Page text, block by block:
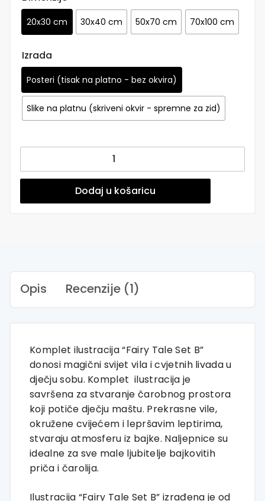
20x30 cm 30x40 cm 50x70 cm 70x100 cm
Izrada
Posteri (tisak na platno - bez okvira)
Slike na platnu (skriveni okvir - spremne za zid)
ili
na
|
Dodaj u košaricu
Opis Recenzije (1)
Komplet ilustracija “Fairy Tale Set B”
donosi magični svijet vila i cvjetnih livada u
dječju sobu. Komplet ilustracija je
savršena za stvaranje čarobnog prostora
koji potiče dječju maštu. Prekrasne vile,
okružene cvijećem i lepršavim leptirima,
stvaraju atmosferu iz bajke. Naljepnice su
idealne za sve male ljubitelje bajkovitih
priča i čarolija.
Ilustracija “Fairy Tale Set B” izrađena je od